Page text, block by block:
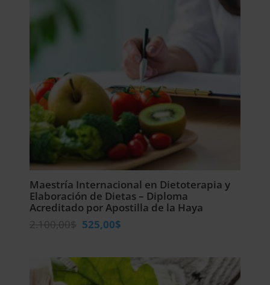
Maestría Internacional en Dietoterapia y
Elaboración de Dietas – Diploma
Acreditado por Apostilla de la Haya
2.100,00$ El
2.100,00$.
525,00$El
es: